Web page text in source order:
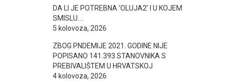
DA LI JE POTREBNA ‘OLUJA2’ I U KOJEM
SMISLU….
5 kolovoza, 2026
ZBOG PNDEMIJE 2021. GODINE NIJE
POPISANO 141.393 STANOVNIKA S
PREBIVALIŠTEM U HRVATSKOJ
4 kolovoza, 2026